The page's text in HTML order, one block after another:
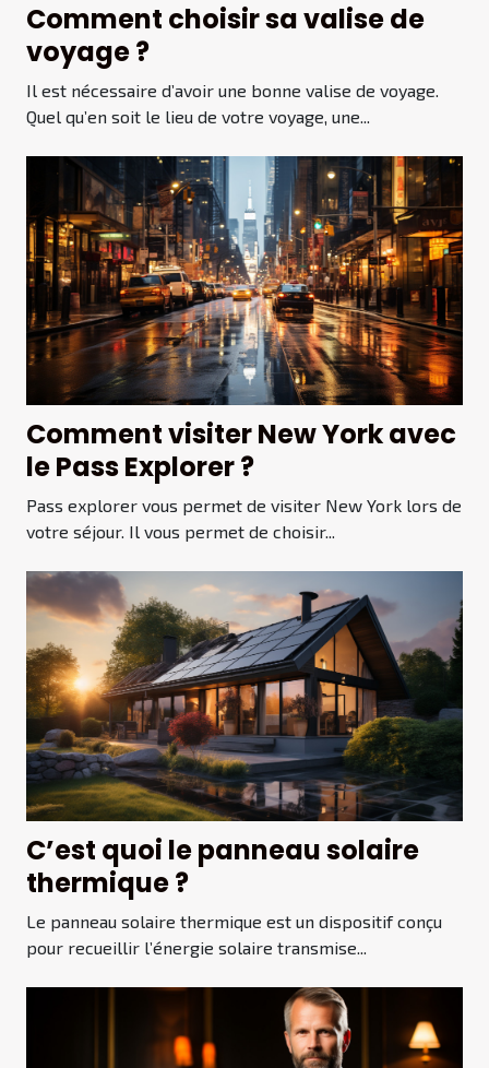
Comment choisir sa valise de
voyage ?
Il est nécessaire d’avoir une bonne valise de voyage.
Quel qu’en soit le lieu de votre voyage, une...
Comment visiter New York avec
le Pass Explorer ?
Pass explorer vous permet de visiter New York lors de
votre séjour. Il vous permet de choisir...
C’est quoi le panneau solaire
thermique ?
Le panneau solaire thermique est un dispositif conçu
pour recueillir l’énergie solaire transmise...